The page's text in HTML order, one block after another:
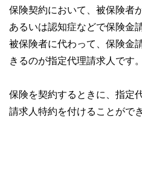
保険契約において、被保険者
あるいは認知症などで保険金
被保険者に代わって、保険金
きるのが指定代理請求人です。
保険を契約するときに、指定
請求人特約を付けることがで